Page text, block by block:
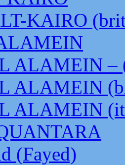
KAIRO
ALAMEIN –
ALAMEIN
ALAMEIN
(Fayed)